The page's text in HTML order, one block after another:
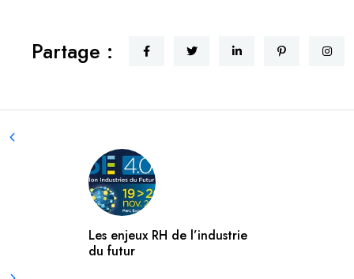
Partage :
Les enjeux RH de l’industrie
du futur